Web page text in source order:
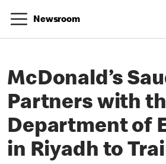
Newsroom
McDonald’s
Partners with
Department of
in Riyadh to